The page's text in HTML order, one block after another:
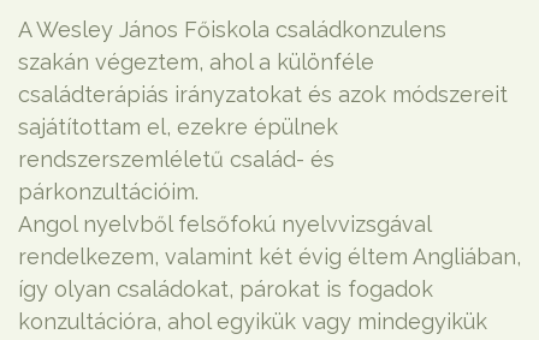
A Wesley János Főiskola családkonzulens
szakán végeztem, ahol a különféle
családterápiás irányzatokat és azok módszereit
sajátítottam el, ezekre épülnek
rendszerszemléletű család- és
párkonzultációim.
Angol nyelvből felsőfokú nyelvvizsgával
rendelkezem, valamint két évig éltem Angliában,
így olyan családokat, párokat is fogadok
konzultációra, ahol egyikük vagy mindegyikük